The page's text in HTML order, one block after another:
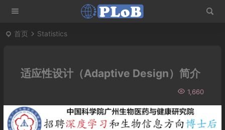
首页 Statistics
适应性设计（Adaptive Design）简介
1,660